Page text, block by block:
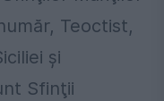
Teoctist,
și
Sfinţii